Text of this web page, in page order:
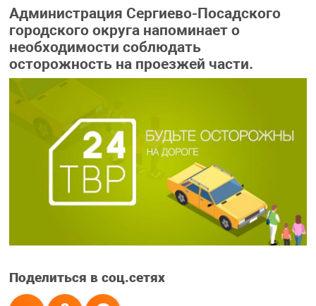
Администрация Сергиево-Посадского
городского округа напоминает о
необходимости соблюдать
осторожность на проезжей части.
Поделиться в соц.сетях